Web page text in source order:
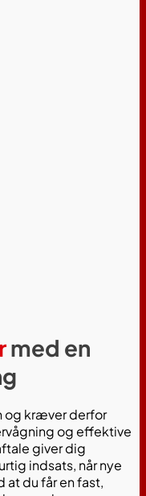
med en
og kræver derfor
og effektive
giver dig
indsats, når nye
du får en fast,